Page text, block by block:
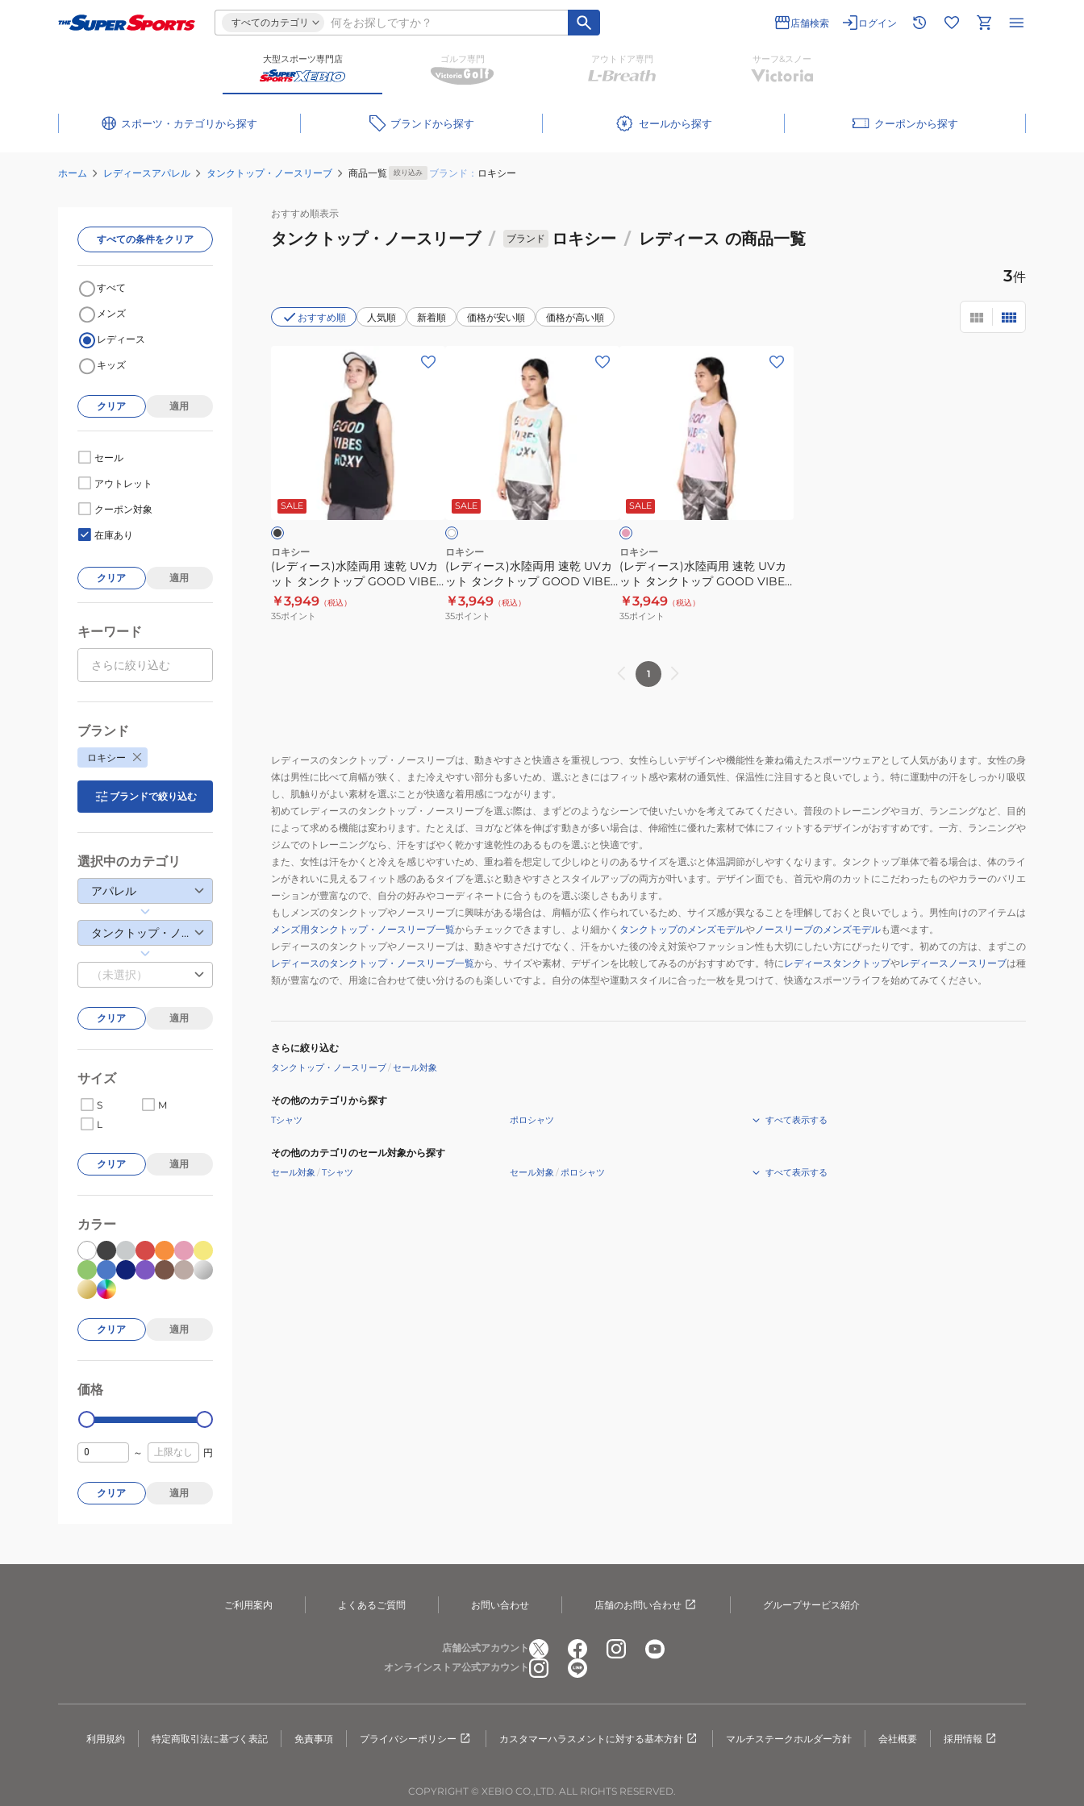
すべてのカテゴリ 店舗検索 ログイン
大型スポーツ専門店 ゴルフ専門 アウトドア専門 サーフ&スノー
スポーツ・カテゴリ ブランド セール クーポン
ホーム レディースアパレル タンクトップ・ノースリーブ 商品一覧 絞り込み ブランド： ロキシー
おすすめ順表示
タンクトップ・ノースリーブ / ブランド ロキシー / レディース の商品一覧
3件
おすすめ順 人気順 新着順 価格が安い順 価格が高い順
用
速
乾
UV
カ
ッ
GOOD
VIBES
24FWRSL244529BLK
SALE
ロキシー
(レディース)水陸両用 速乾 UVカ
ット タンクトップ GOOD VIBES
24FWRSL244529BLK
￥3,949 （税込）
35ポイント
用
速
乾
UV
カ
ッ
GOOD
VIBES
24FWRSL244529WHT
SALE
ホ
ワ
イ
ト
ロキシー
(レディース)水陸両用 速乾 UVカ
ット タンクトップ GOOD VIBES
24FWRSL244529WHT
￥3,949 （税込）
35ポイント
用
速
乾
UV
カ
ッ
GOOD
VIBES
SALE
ピ
ン
ク
ロキシー
(レディース)水陸両用 速乾 UVカ
ット タンクトップ GOOD VIBES
24FWRSL244529PNK
￥3,949 （税込）
35ポイント
1
レディースのタンクトップ・ノースリーブは、動きやすさと快適さを重視しつつ、女性らしいデザインや機能性を兼ね備えたスポーツウェアとして人気があります。女性の身
体は男性に比べて肩幅が狭く、また冷えやすい部分も多いため、選ぶときにはフィット感や素材の通気性、保温性に注目すると良いでしょう。特に運動中の汗をしっかり吸収
し、肌触りがよい素材を選ぶことが快適な着用感につながります。
初めてレディースのタンクトップ・ノースリーブを選ぶ際は、まずどのようなシーンで使いたいかを考えてみてください。普段のトレーニングやヨガ、ランニングなど、目的
によって求める機能は変わります。たとえば、ヨガなど体を伸ばす動きが多い場合は、伸縮性に優れた素材で体にフィットするデザインがおすすめです。一方、ランニングや
ジムでのトレーニングなら、汗をすばやく乾かす速乾性のあるものを選ぶと快適です。
また、女性は汗をかくと冷えを感じやすいため、重ね着を想定して少しゆとりのあるサイズを選ぶと体温調節がしやすくなります。タンクトップ単体で着る場合は、体のライ
ンがきれいに見えるフィット感のあるタイプを選ぶと動きやすさとスタイルアップの両方が叶います。デザイン面でも、首元や肩のカットにこだわったものやカラーのバリエ
ーションが豊富なので、自分の好みやコーディネートに合うものを選ぶ楽しさもあります。
もしメンズのタンクトップやノースリーブに興味がある場合は、肩幅が広く作られているため、サイズ感が異なることを理解しておくと良いでしょう。男性向けのアイテムは
メンズ用タンクトップ・ノースリーブ一覧からチェックできますし、より細かく タンクトップのメンズモデルや ノースリーブのメンズモデルも選べます。
レディースのタンクトップやノースリーブは、動きやすさだけでなく、汗をかいた後の冷え対策やファッション性も大切にしたい方にぴったりです。初めての方は、まずこの
レディースのタンクトップ・ノースリーブ一覧から、サイズや素材、デザインを比較してみるのがおすすめです。特にレディースタンクトップやレディースノースリーブは種
類が豊富なので、用途に合わせて使い分けるのも楽しいですよ。自分の体型や運動スタイルに合った一枚を見つけて、快適なスポーツライフを始めてみてください。
さらに絞り込む
タンクトップ・ノースリーブ/セール対象
その他のカテゴリから探す
Tシャツ ポロシャツ すべて表示する
その他のカテゴリのセール対象から探す
セール対象 /Tシャツ セール対象 /ポロシャツ すべて表示する
すべての条件をクリア
すべて
メンズ
レディース
キッズ
クリア 適用
セール
アウトレット
クーポン対象
在庫あり
クリア 適用
キーワード
ブランド
ロキシー
ブランドで絞り込む
選択中のカテゴリ
アパレル
タンクトップ・ノースリーブ
（未選択）
クリア 適用
サイズ
S
M
L
クリア 適用
カラー
クリア 適用
価格
0
～ 円
クリア 適用
ご利用案内 よくあるご質問 お問い合わせ 店舗のお問い合わせ グループサービス紹介
店舗公式アカウント
オンラインストア公式アカウント
利用規約 特定商取引法に基づく表記 免責事項 プライバシーポリシー カスタマーハラスメントに対する基本方針 マルチステークホルダー方針 会社概要 採用情報
COPYRIGHT © XEBIO CO.,LTD. ALL RIGHTS RESERVED.